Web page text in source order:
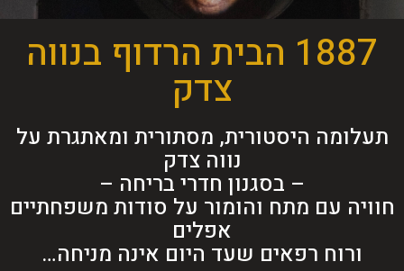
1887 הבית הרדוף בנווה
צדק
תעלומה היסטורית, מסתורית ומאתגרת על
נווה צדק
– בסגנון חדרי בריחה –
חוויה עם מתח והומור על סודות משפחתיים
אפלים
ורוח רפאים שעד היום אינה מניחה…